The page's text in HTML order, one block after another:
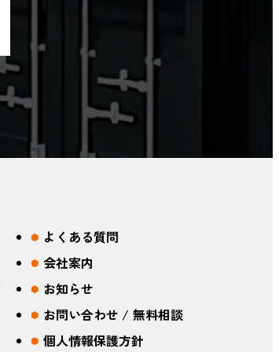
よくある質問
会社案内
お知らせ
お問い合わせ / 無料相談
個人情報保護方針